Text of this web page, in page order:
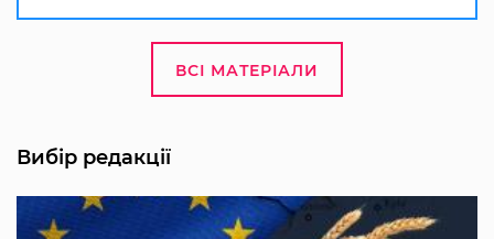
ВСІ МАТЕРІАЛИ
Вибір редакції